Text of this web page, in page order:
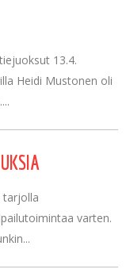
13.4.
Heidi Mustonen oli
tarjolla
varten.